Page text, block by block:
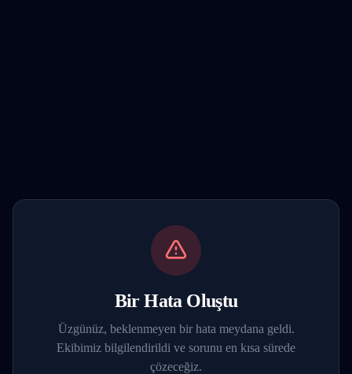
Bir Hata Oluştu
Üzgünüz, beklenmeyen bir hata meydana geldi.
Ekibimiz bilgilendirildi ve sorunu en kısa sürede
çözeceğiz.